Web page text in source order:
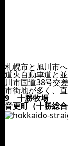
札幌市と旭川市
道央自動車道と
川市国道38号交
市街地が多く、
9 十勝牧場
音更町（十勝総合